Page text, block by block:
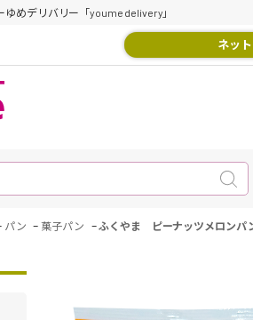
めデリバリー「youme delivery」
ネッ
パン -菓子パン -ふくやま ピーナッツメロンパ